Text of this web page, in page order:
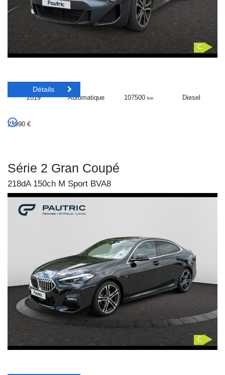
C
2019 Automatique 107500 km Diesel
23990 €
Détails
Série 2 Gran Coupé
218dA 150ch M Sport BVA8
C